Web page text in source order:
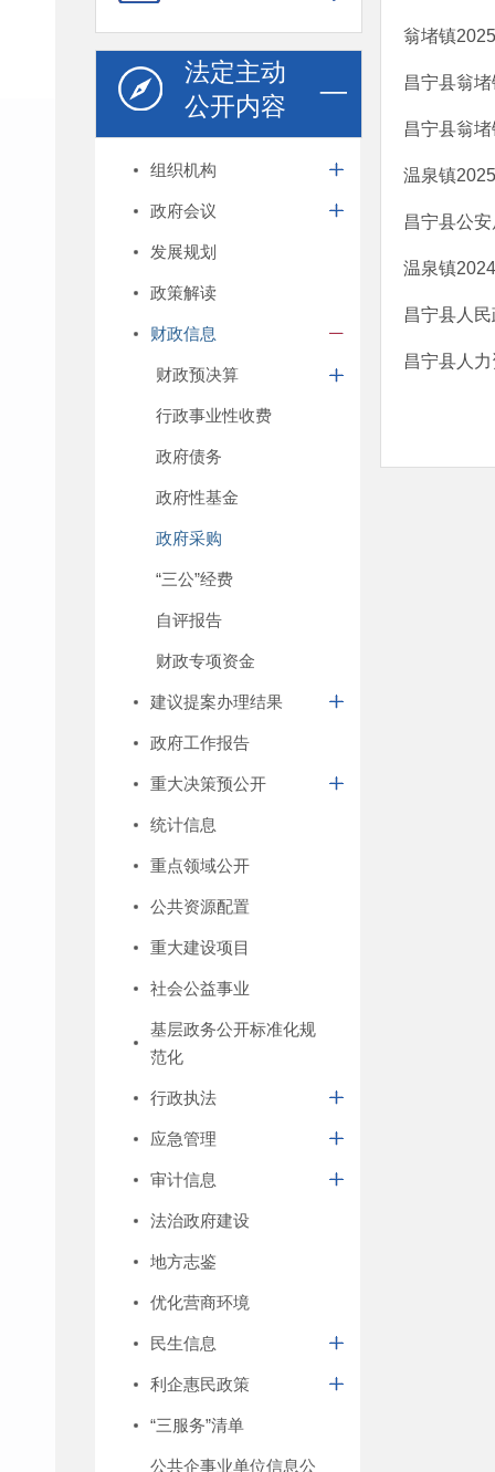
法定主动
公开内容
组织机构
政府会议
发展规划
政策解读
财政信息
财政预决算
行政事业性收费
政府债务
政府性基金
政府采购
“三公”经费
自评报告
财政专项资金
建议提案办理结果
政府工作报告
重大决策预公开
统计信息
重点领域公开
公共资源配置
重大建设项目
社会公益事业
基层政务公开标准化规
范化
行政执法
应急管理
审计信息
法治政府建设
地方志鉴
优化营商环境
民生信息
利企惠民政策
“三服务”清单
公共企事业单位信息公
翁堵镇
昌宁县翁
昌宁县翁
温泉镇
昌宁县公
温泉镇
昌宁县人
昌宁县人